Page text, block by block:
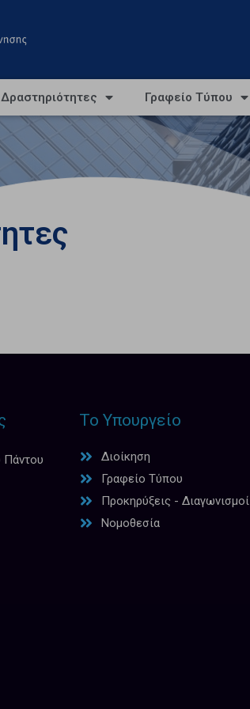
Δραστηριότητες Γραφείο Τύπου
Πάντου
Το Υπουργείο
Διοίκηση
Γραφείο Τύπου
Προκηρύξεις - Διαγωνισμοί
Νομοθεσία